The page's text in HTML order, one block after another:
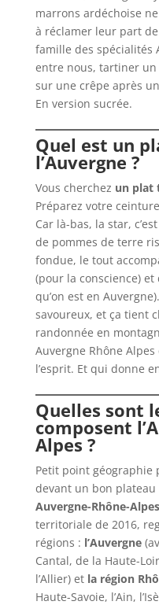
marrons ardéchoise
à réclamer leur part
famille des spécialités
entre nous, tartiner
sur une crêpe après
En version sucrée.
Quel est un
l’Auvergne ?
Vous cherchez un plat
Préparez votre
Car là-bas, la star,
de pommes de terre
fondue, le tout
(pour la conscience)
qu’on est en
savoureux, et ça tient
randonnée en
Auvergne Rhône
l’esprit. Et qui donne
Quelles sont
composent
Alpes ?
Petit point géographie
devant un bon plateau
Auvergne-Rhône-Alpes
territoriale de 2016,
régions : l’Auvergne
Cantal, de la Haute-
l’Allier) et la région
Haute-Savoie, l’Ain,